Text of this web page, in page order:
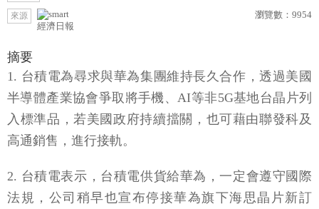
來源
經濟日報
瀏覽數： 9954
摘要
1. 台積電為尋求與華為集團維持長久合作，透過美國
半導體產業協會爭取將手機、AI等非5G基地台晶片列
入標準品，若美國政府持續擋關，也可藉由聯發科及
高通銷售，進行接軌。
2. 台積電表示，台積電供貨給華為，一定會遵守國際
法規，公司稍早也宣布停接華為旗下海思晶片新訂